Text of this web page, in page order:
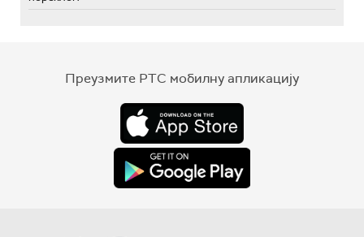
Преузмите РТС мобилну апликацију